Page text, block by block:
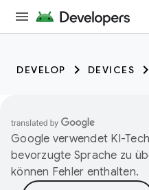
DEVELOP DEVICES
Google verwendet KI-
bevorzugte Sprache zu
können Fehler enthalten.